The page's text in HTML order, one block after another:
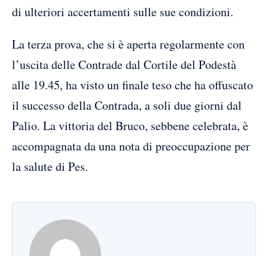
di ulteriori accertamenti sulle sue condizioni.
La terza prova, che si è aperta regolarmente con
l’uscita delle Contrade dal Cortile del Podestà
alle 19.45, ha visto un finale teso che ha offuscato
il successo della Contrada, a soli due giorni dal
Palio. La vittoria del Bruco, sebbene celebrata, è
accompagnata da una nota di preoccupazione per
la salute di Pes.